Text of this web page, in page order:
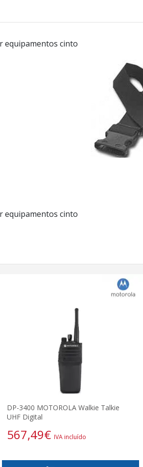
equipamentos cinto
equipamentos cinto
DP-3400 MOTOROLA Walkie Talkie
UHF Digital
567,49€ IVA incluído